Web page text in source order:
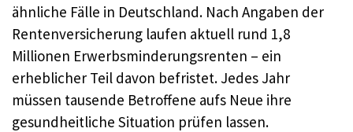
ähnliche Fälle in Deutschland. Nach Angaben der
Rentenversicherung laufen aktuell rund 1,8
Millionen Erwerbsminderungsrenten – ein
erheblicher Teil davon befristet. Jedes Jahr
müssen tausende Betroffene aufs Neue ihre
gesundheitliche Situation prüfen lassen.